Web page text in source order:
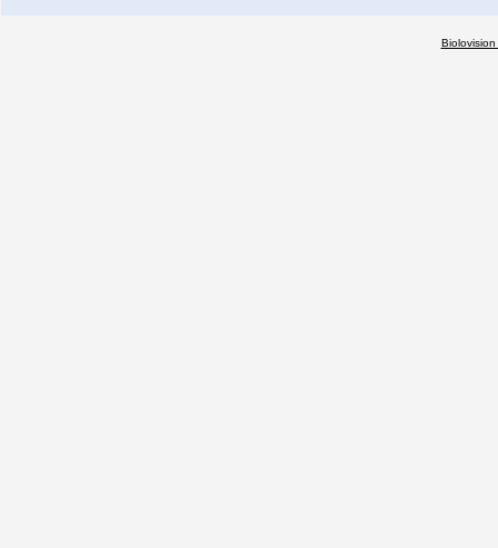
Biolovision